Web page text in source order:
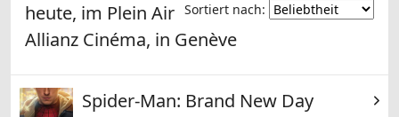
Sortiert nach:
heute, im Plein Air
Allianz Cinéma, in Genève
Spider-Man: Brand New Day